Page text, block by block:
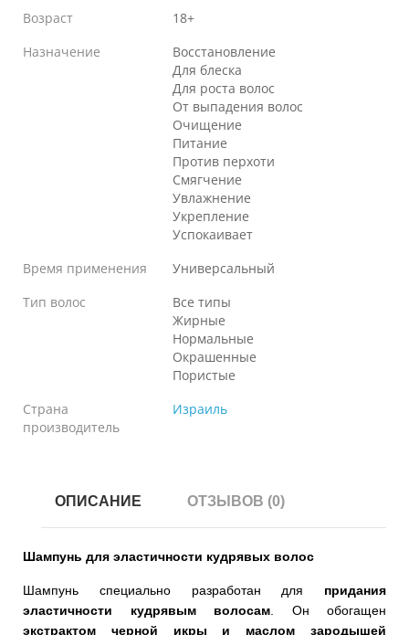
Возраст
18+
Назначение
Восстановление
Для блеска
Для роста волос
От выпадения волос
Очищение
Питание
Против перхоти
Смягчение
Увлажнение
Укрепление
Успокаивает
Время применения
Универсальный
Тип волос
Все типы
Жирные
Нормальные
Окрашенные
Пористые
Страна
производитель
Израиль
ОПИСАНИЕ ОТЗЫВОВ (0)
Шампунь для эластичности кудрявых волос
Шампунь специально разработан для придания
эластичности кудрявым волосам . Он обогащен
экстрактом черной икры и маслом зародышей